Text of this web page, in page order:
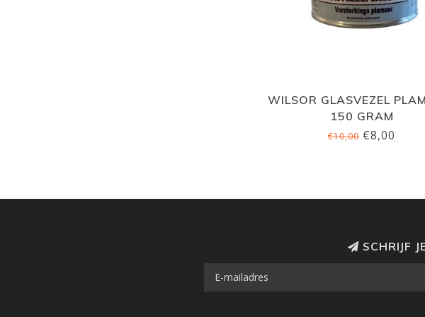
WILSOR GLASVEZEL
150 GRAM
€10,00€8,00
SCHRIJF